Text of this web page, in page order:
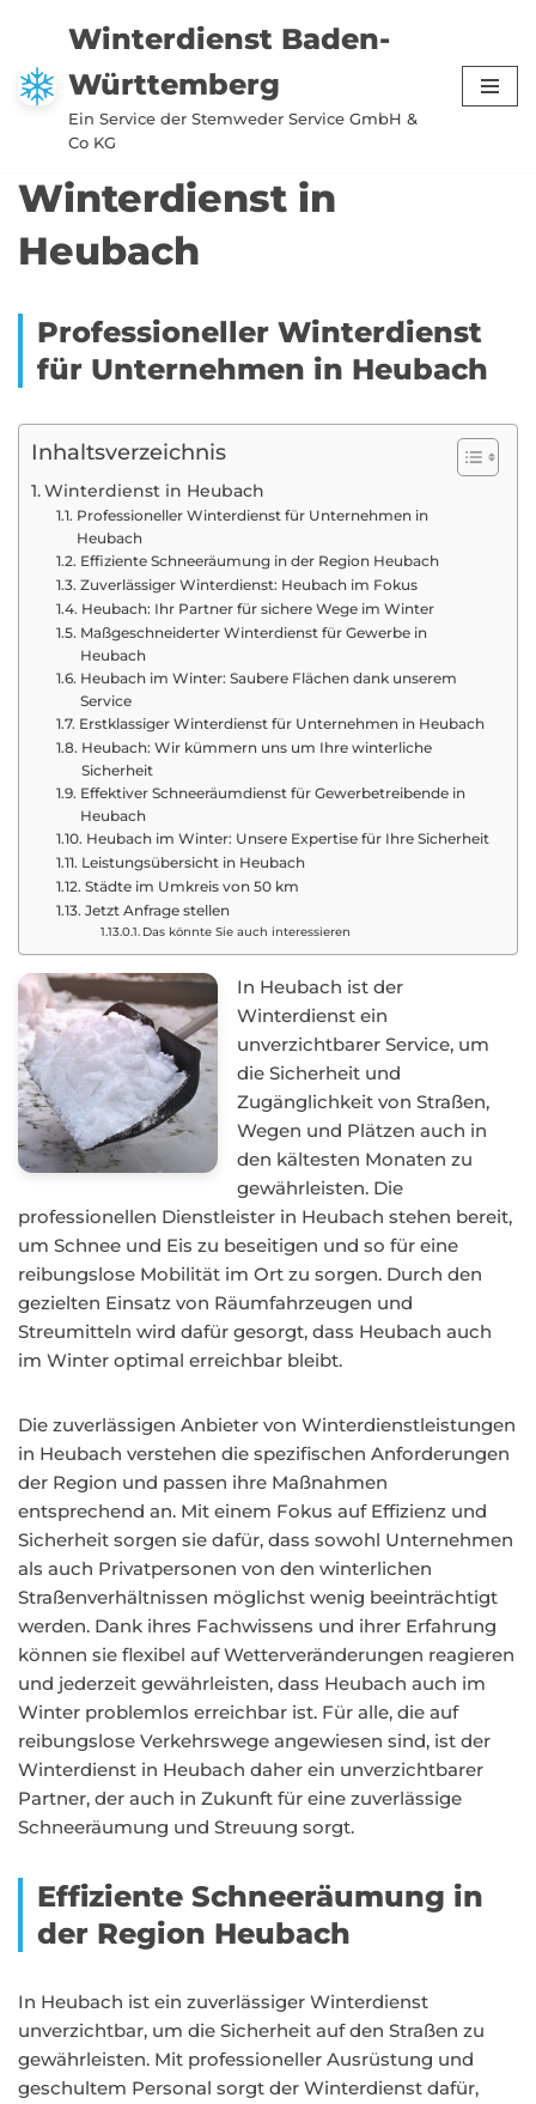
Zum
Inhalt
springen
Winterdienst Baden-
Württemberg
Ein Service der Stemweder Service GmbH &
Co KG
Winterdienst in
Heubach
Professioneller Winterdienst
für Unternehmen in Heubach
Inhaltsverzeichnis
Winterdienst in Heubach
Professioneller Winterdienst für Unternehmen in
Heubach
Effiziente Schneeräumung in der Region Heubach
Zuverlässiger Winterdienst: Heubach im Fokus
Heubach: Ihr Partner für sichere Wege im Winter
Maßgeschneiderter Winterdienst für Gewerbe in
Heubach
Heubach im Winter: Saubere Flächen dank unserem
Service
Erstklassiger Winterdienst für Unternehmen in Heubach
Heubach: Wir kümmern uns um Ihre winterliche
Sicherheit
Effektiver Schneeräumdienst für Gewerbetreibende in
Heubach
Heubach im Winter: Unsere Expertise für Ihre Sicherheit
Leistungsübersicht in Heubach
Städte im Umkreis von 50 km
Jetzt Anfrage stellen
Das könnte Sie auch interessieren
In Heubach ist der
Winterdienst ein
unverzichtbarer Service, um
die Sicherheit und
Zugänglichkeit von Straßen,
Wegen und Plätzen auch in
den kältesten Monaten zu
gewährleisten. Die
professionellen Dienstleister in Heubach stehen bereit,
um Schnee und Eis zu beseitigen und so für eine
reibungslose Mobilität im Ort zu sorgen. Durch den
gezielten Einsatz von Räumfahrzeugen und
Streumitteln wird dafür gesorgt, dass Heubach auch
im Winter optimal erreichbar bleibt.
Die zuverlässigen Anbieter von Winterdienstleistungen
in Heubach verstehen die spezifischen Anforderungen
der Region und passen ihre Maßnahmen
entsprechend an. Mit einem Fokus auf Effizienz und
Sicherheit sorgen sie dafür, dass sowohl Unternehmen
als auch Privatpersonen von den winterlichen
Straßenverhältnissen möglichst wenig beeinträchtigt
werden. Dank ihres Fachwissens und ihrer Erfahrung
können sie flexibel auf Wetterveränderungen reagieren
und jederzeit gewährleisten, dass Heubach auch im
Winter problemlos erreichbar ist. Für alle, die auf
reibungslose Verkehrswege angewiesen sind, ist der
Winterdienst in Heubach daher ein unverzichtbarer
Partner, der auch in Zukunft für eine zuverlässige
Schneeräumung und Streuung sorgt.
Effiziente Schneeräumung in
der Region Heubach
In Heubach ist ein zuverlässiger Winterdienst
unverzichtbar, um die Sicherheit auf den Straßen zu
gewährleisten. Mit professioneller Ausrüstung und
geschultem Personal sorgt der Winterdienst dafür,